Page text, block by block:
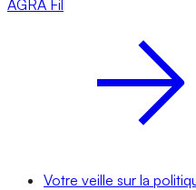
AGRA Fil
Votre veille sur la